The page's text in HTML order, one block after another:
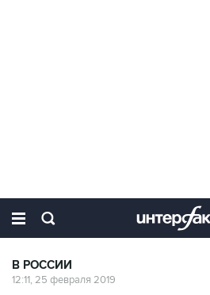
В РОССИИ
12:11, 25 февраля 2019